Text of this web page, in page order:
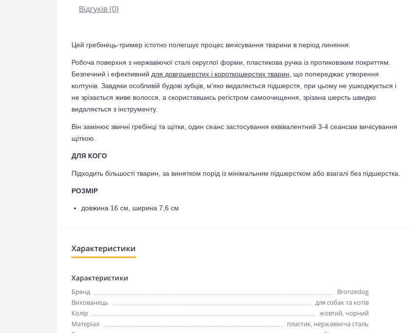
Відгуків (0)
Цей гребінець-тример істотно полегшує процес вичісування тварини в період линяння.
Робоча поверхня з нержавіючої сталі округлої форми, пластикова ручка із протиковзким покриттям.
Безпечний і ефективний для довгошерстих і короткошерстих тварин , що попереджає утворення
колтунів. Завдяки особливій будові зубців, м'яко видаляється підшерстя, при цьому не ушкоджується і
не зрізається живе волосся, а скориставшись регістром самоочищення, зрізана шерсть швидко
видаляється з інструменту.
Він замінює звичні гребінці та щітки, один сеанс застосування еквівалентний 3-4 сеансам вичісування
щіткою.
ДЛЯ КОГО
Підходить більшості тварин, за винятком порід із мінімальним підшерстком або взагалі без підшерстка.
РОЗМІР
довжина 16 см, ширина 7,6 см
Характеристики
Характеристики
Бренд
Bronzedog
Вихованець
для собак та котів
Колір
жовтий, чорний
Матеріал
пластик, нержавіюча сталь